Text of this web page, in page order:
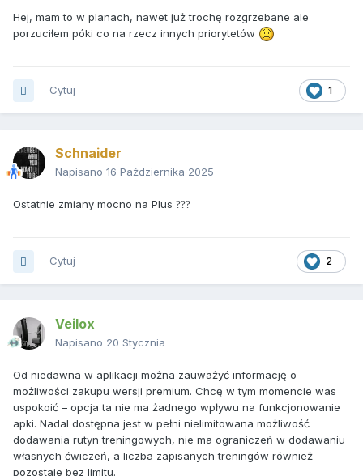
możliwością zapisania rutyny treningowej u siebie.
workout.com/share/8_14a59e2a-45ee-42b7-
97a9-9edcf12ecca2
Hej, mam to w planach, nawet już trochę rozgrzebane ale
porzuciłem póki co na rzecz innych priorytetów
1
Cytuj
Schnaider
Napisano 16 Października 2025
Ostatnie zmiany mocno na Plus ???
2
Cytuj
Veilox
Napisano 20 Stycznia
Od niedawna w aplikacji można zauważyć informację o
możliwości zakupu wersji premium. Chcę w tym momencie was
uspokoić – opcja ta nie ma żadnego wpływu na funkcjonowanie
apki. Nadal dostępna jest w pełni nielimitowana możliwość
dodawania rutyn treningowych, nie ma ograniczeń w dodawaniu
własnych ćwiczeń, a liczba zapisanych treningów również
pozostaje bez limitu.